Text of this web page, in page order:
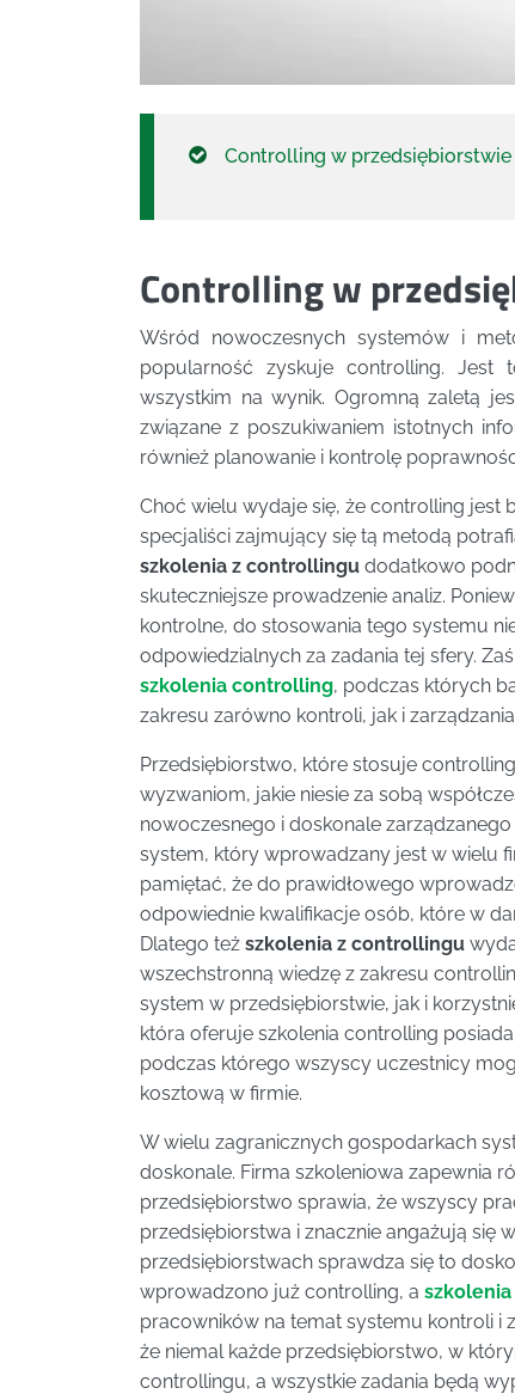
Controlling w przedsiębiorstwie
Controlling w
Wśród nowoczesnych systemów i
popularność zyskuje controlling. Jest
wszystkim na wynik. Ogromną zaletą
związane z poszukiwaniem istotnych
również planowanie i kontrolę
Choć wielu wydaje się, że controlling
specjaliści zajmujący się tą metodą
szkolenia z controllingu dodatkowo
skuteczniejsze prowadzenie analiz.
kontrolne, do stosowania tego systemu
odpowiedzialnych za zadania tej sfery.
szkolenia controlling, podczas których
zakresu zarówno kontroli, jak i
Przedsiębiorstwo, które stosuje
wyzwaniom, jakie niesie za sobą
nowoczesnego i doskonale
system, który wprowadzany jest w wielu
pamiętać, że do prawidłowego
odpowiednie kwalifikacje osób, które w
Dlatego też szkolenia z controllingu
wszechstronną wiedzę z zakresu
system w przedsiębiorstwie, jak i
która oferuje szkolenia controlling
podczas którego wszyscy uczestnicy
kosztową w firmie.
W wielu zagranicznych gospodarkach
doskonale. Firma szkoleniowa zapewnia
przedsiębiorstwo sprawia, że wszyscy
przedsiębiorstwa i znacznie angażują się
przedsiębiorstwach sprawdza się to
wprowadzono już controlling, a
pracowników na temat systemu kontroli i
że niemal każde przedsiębiorstwo, w
controllingu, a wszystkie zadania będą